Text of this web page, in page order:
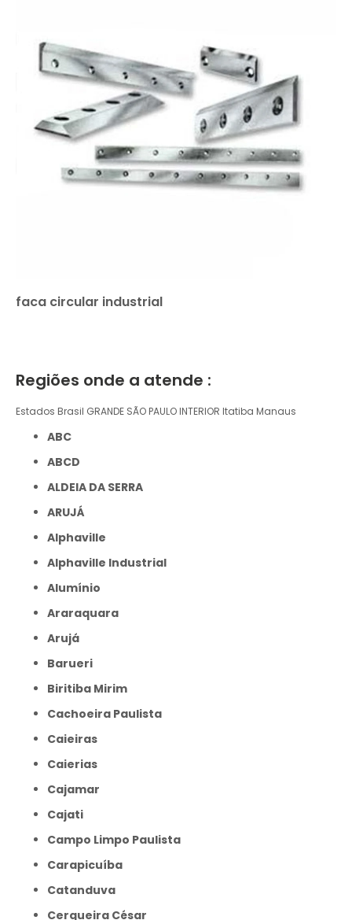
faca circular industrial
Regiões onde a atende :
Estados Brasil GRANDE SÃO PAULO INTERIOR Itatiba Manaus
ABC
ABCD
ALDEIA DA SERRA
ARUJÁ
Alphaville
Alphaville Industrial
Alumínio
Araraquara
Arujá
Barueri
Biritiba Mirim
Cachoeira Paulista
Caieiras
Caierias
Cajamar
Cajati
Campo Limpo Paulista
Carapicuíba
Catanduva
Cerqueira César